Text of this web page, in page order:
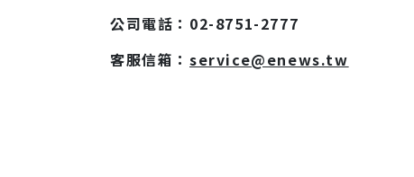
公司電話：02-8751-2777
客服信箱： service@enews.tw